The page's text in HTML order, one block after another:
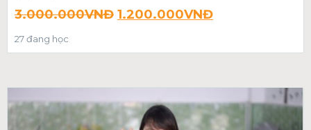
3.000.000VNĐ 1.200.000VNĐ
27 đang học